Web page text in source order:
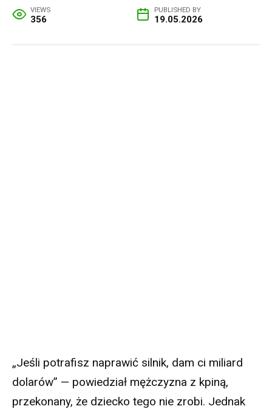
VIEWS
356
PUBLISHED BY
19.05.2026
„Jeśli potrafisz naprawić silnik, dam ci miliard
dolarów” — powiedział mężczyzna z kpiną,
przekonany, że dziecko tego nie zrobi. Jednak